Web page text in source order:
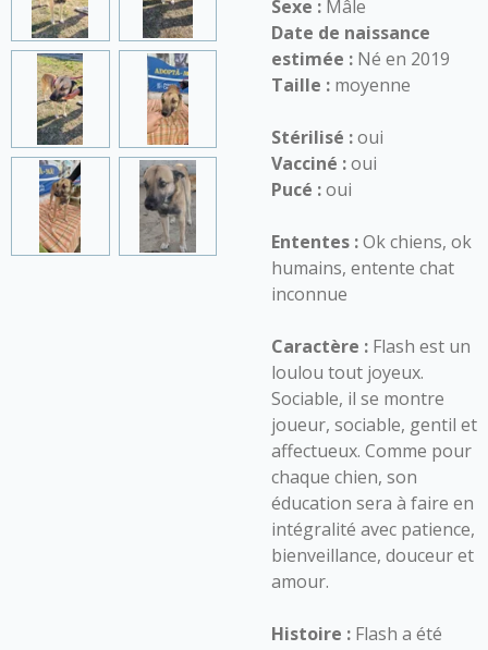
Sexe : Mâle
Date de naissance
estimée : Né en 2019
Taille : moyenne
Stérilisé :oui
Vacciné :oui
Pucé :oui
Ententes :Ok chiens, ok
humains, entente chat
inconnue
Caractère : Flash est un
loulou tout joyeux.
Sociable, il se montre
joueur, sociable, gentil et
affectueux. Comme pour
chaque chien, son
éducation sera à faire en
intégralité avec patience,
bienveillance, douceur et
amour.
Histoire : Flash a été